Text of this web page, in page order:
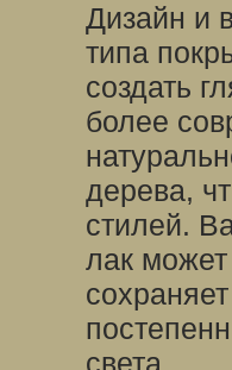
Дизайн и
типа
создать
более
дерева,
стилей.
лак
света.